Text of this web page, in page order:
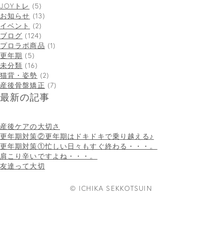
JOYトレ (5)
お知らせ (13)
イベント (2)
ブログ (124)
プロラボ商品 (1)
更年期 (5)
未分類 (16)
猫背・姿勢 (2)
産後骨盤矯正 (7)
最新の記事
産後ケアの大切さ
更年期対策②更年期はドキドキで乗り越える♪
更年期対策①忙しい日々もすぐ終わる・・・。
肩こり辛いですよね・・・。
友達って大切
© ICHIKA SEKKOTSUIN